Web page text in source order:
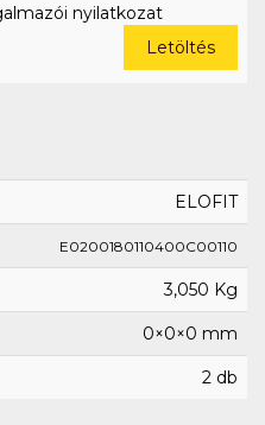
nyilatkozat
Letöltés
ELOFIT
E0200180110400C00110
3,050 Kg
0×0×0 mm
2 db